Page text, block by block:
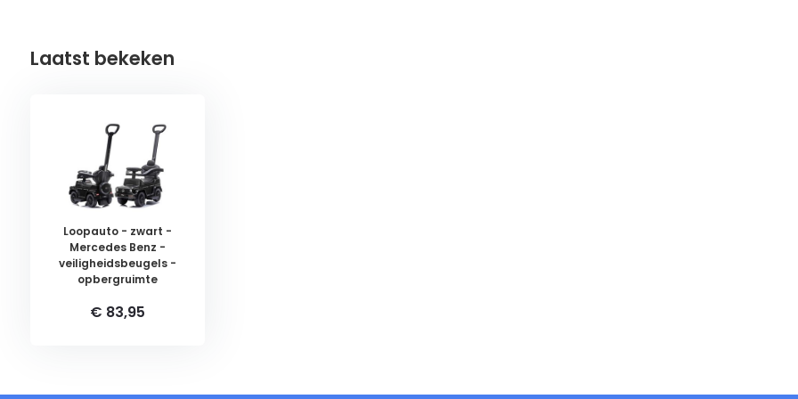
Laatst bekeken
Loopauto - zwart -
Mercedes Benz -
veiligheidsbeugels -
opbergruimte
€ 83,95